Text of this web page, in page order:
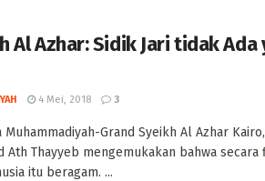
Al Azhar: Sidik Jari tidak Ada
4 Mei, 2018 3
Muhammadiyah-Grand Syeikh Al Azhar
Ath Thayyeb mengemukakan bahwa secara
itu beragam. ...